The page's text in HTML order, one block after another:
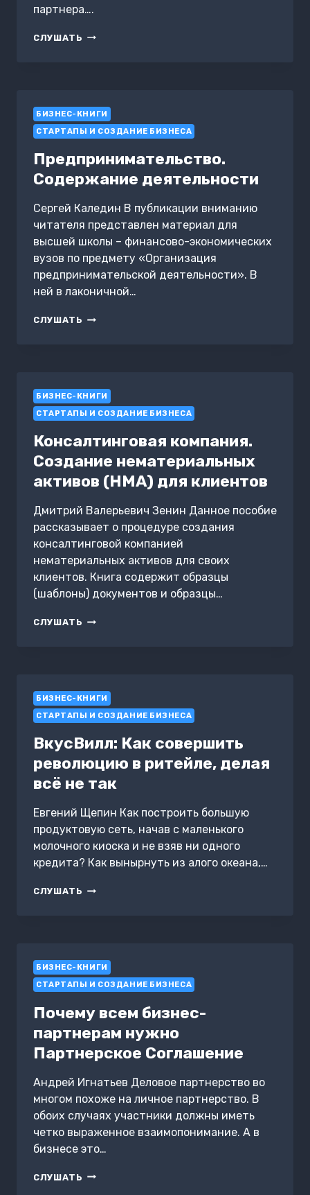
партнера….
СЛУШАТЬ 7
БИЗНЕС-КНИГИ
СТАРТАПЫ И СОЗДАНИЕ БИЗНЕСА
Предпринимательство.
Содержание деятельности
Сергей Каледин В публикации вниманию
читателя представлен материал для
высшей школы – финансово-экономических
вузов по предмету «Организация
предпринимательской деятельности». В
ней в лаконичной…
СЛУШАТЬ ПРЕДПРИНИМАТЕЛЬСТВО.
БИЗНЕС-КНИГИ
СТАРТАПЫ И СОЗДАНИЕ БИЗНЕСА
Консалтинговая компания.
Создание нематериальных
активов (НМА) для клиентов
Дмитрий Валерьевич Зенин Данное пособие
рассказывает о процедуре создания
консалтинговой компанией
нематериальных активов для своих
клиентов. Книга содержит образцы
(шаблоны) документов и образцы…
СЛУШАТЬ КОНСАЛТИНГОВАЯ
ДЛЯ
КЛИЕНТОВ
БИЗНЕС-КНИГИ
СТАРТАПЫ И СОЗДАНИЕ БИЗНЕСА
ВкусВилл: Как совершить
революцию в ритейле, делая
всё не так
Евгений Щепин Как построить большую
продуктовую сеть, начав с маленького
молочного киоска и не взяв ни одного
кредита? Как вынырнуть из алого океана,…
СЛУШАТЬ ВКУСВИЛЛ:
ДЕЛАЯ
ВСЁ
НЕ
ТАК
БИЗНЕС-КНИГИ
СТАРТАПЫ И СОЗДАНИЕ БИЗНЕСА
Почему всем бизнес-
партнерам нужно
Партнерское Соглашение
Андрей Игнатьев Деловое партнерство во
многом похоже на личное партнерство. В
обоих случаях участники должны иметь
четко выраженное взаимопонимание. А в
бизнесе это…
СЛУШАТЬ ПОЧЕМУ